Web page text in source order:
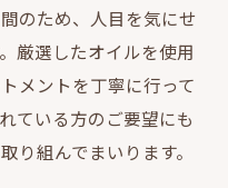
のため、人目を気にせ
厳選したオイルを使用
メントを丁寧に行って
ている方のご要望にも
り組んでまいります。